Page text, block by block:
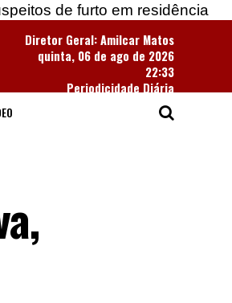
em residência
Diretor Geral: Amilcar Matos
quinta, 06 de ago de 2026
22:33
Periodicidade Diária